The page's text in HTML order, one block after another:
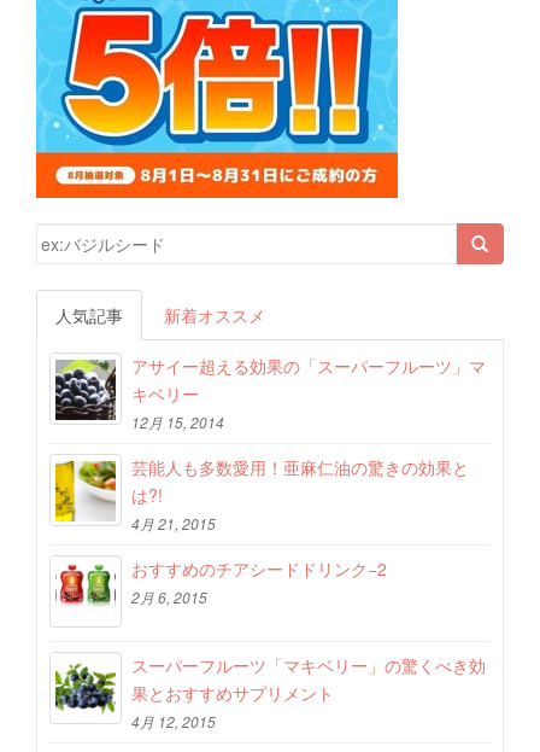
検索結果:
人気記事 新着オススメ
アサイー超える効果の「スーパーフルーツ」マ
キベリー
12月 15, 2014
芸能人も多数愛用！亜麻仁油の驚きの効果と
は?!
4月 21, 2015
おすすめのチアシードドリンク−2
2月 6, 2015
スーパーフルーツ「マキベリー」の驚くべき効
果とおすすめサプリメント
4月 12, 2015